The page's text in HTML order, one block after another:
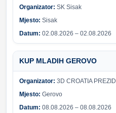
Organizator: SK Sisak
Mjesto: Sisak
Datum: 02.08.2026 – 02.08.2026
KUP MLADIH GEROVO
Organizator: 3D CROATIA PREZID
Mjesto: Gerovo
Datum: 08.08.2026 – 08.08.2026